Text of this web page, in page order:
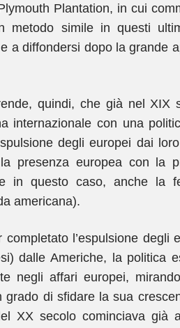
Plantation, in cui
metodo simile in questi
a diffondersi dopo la grande
quindi, che già nel XIX
internazionale con una
degli europei dai
presenza europea con la
in questo caso, anche la
americana).
completato l’espulsione
dalle Americhe, la politica
negli affari europei,
grado di sfidare la sua
XX secolo cominciava